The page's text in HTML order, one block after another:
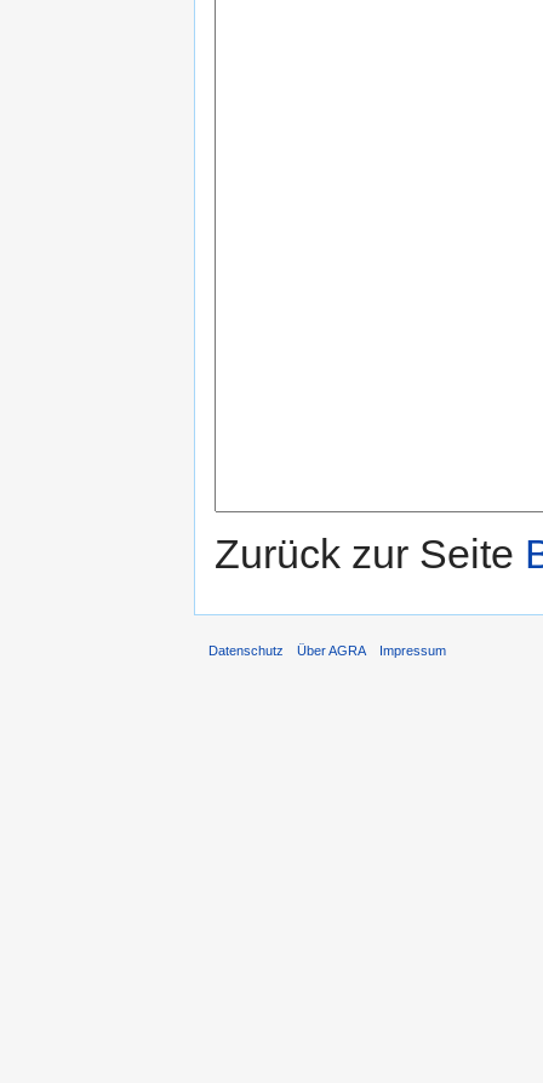
Zurück zur Seite
Datenschutz Über AGRA Impressum